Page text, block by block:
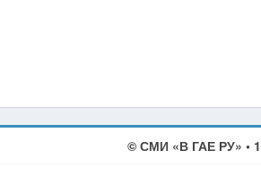
© СМИ «В ГАЕ РУ» •